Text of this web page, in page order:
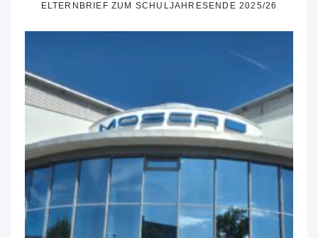
ELTERNBRIEF ZUM SCHULJAHRESENDE 2025/26